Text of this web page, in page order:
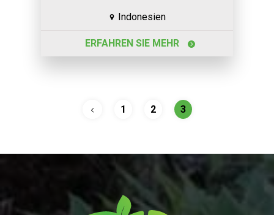
Indonesien
ERFAHREN SIE MEHR
1 2 3